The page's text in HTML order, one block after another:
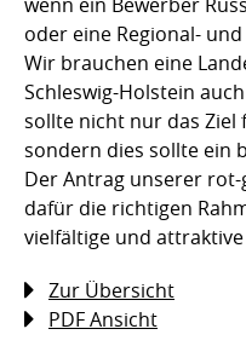
oder eine Regional-
Wir brauchen eine
Schleswig-Holstein
sollte nicht nur das Ziel
sondern dies sollte ein
Der Antrag unserer
dafür die richtigen
vielfältige und
Zur Übersicht
PDF Ansicht